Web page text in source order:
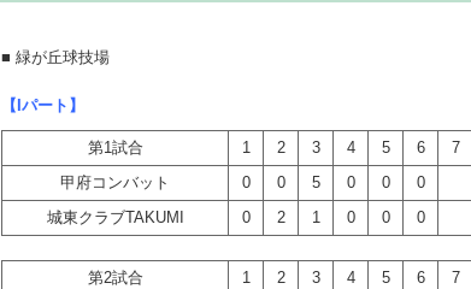
■ 緑が丘球技場
【Iパート】
第1試合 1 2 3 4 5 6 7
甲府コンバット
0 0 5 0 0 0
城東クラブTAKUMI
0 2 1 0 0 0
第2試合 1 2 3 4 5 6 7